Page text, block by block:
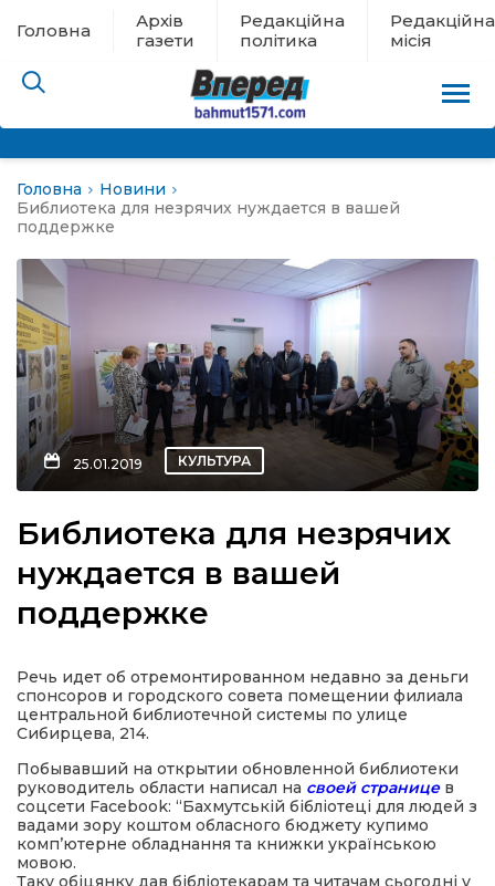
Головна
Архів
газети
Редакційна
політика
Редакційна
місія
евакуації
новини
політика
місія
Головна
Новини
Библиотека для незрячих нуждается в вашей
поддержке
25.01.2019 КУЛЬТУРА
Библиотека для незрячих
нуждается в вашей
поддержке
Речь идет об отремонтированном недавно за деньги
спонсоров и городского совета помещении филиала
центральной библиотечной системы по улице
Сибирцева, 214.
Побывавший на открытии обновленной библиотеки
руководитель области написал на своей страницев
соцсети Facebook: “Бахмутській бібліотеці для людей з
вадами зору коштом обласного бюджету купимо
комп’ютерне обладнання та книжки українською
мовою.
Таку обіцянку дав бібліотекарам та читачам сьогодні у